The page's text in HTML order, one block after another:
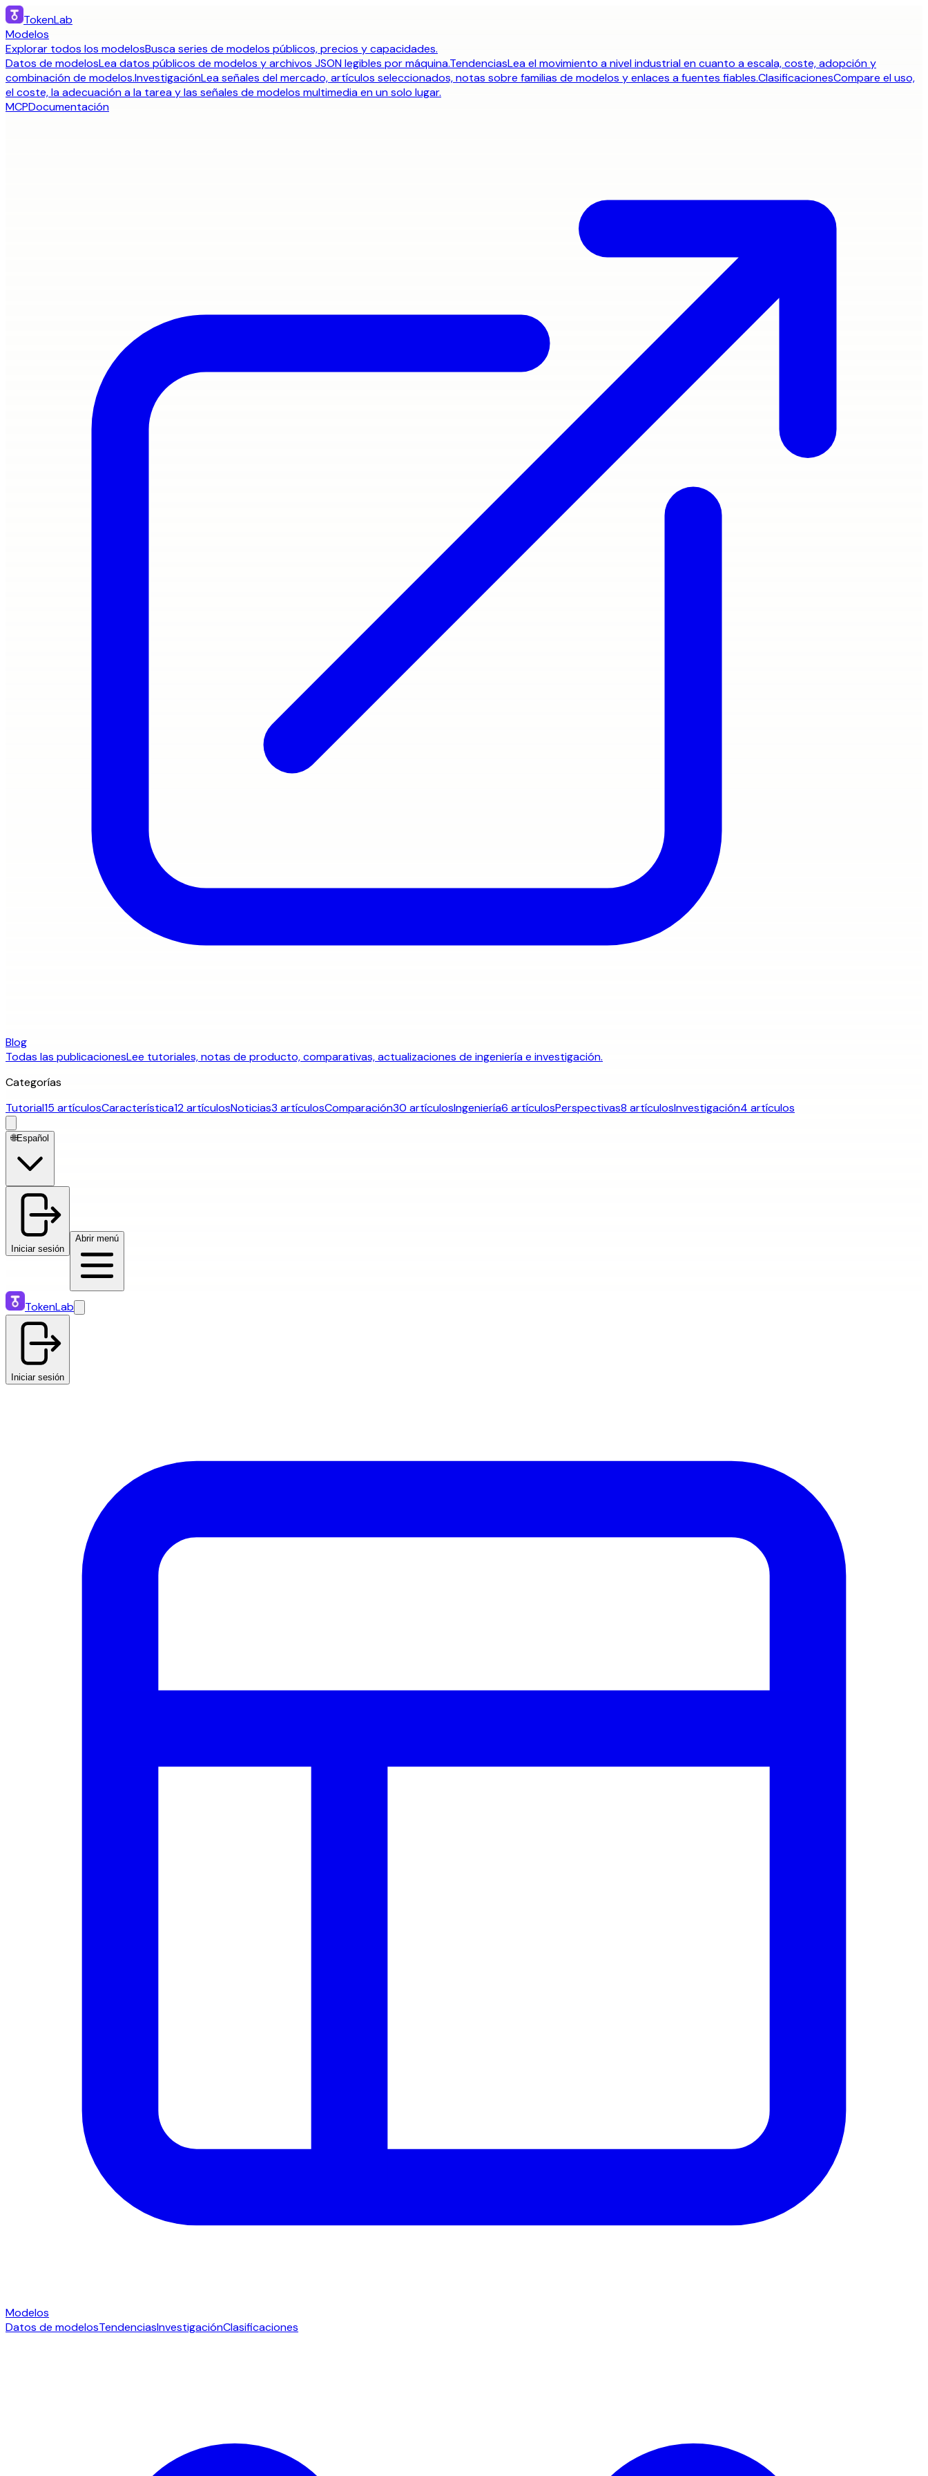
TokenLab
Modelos
Explorar todos los modelosBusca series de modelos públicos, precios y capacidades.
Datos de modelosLea datos públicos de modelos y archivos JSON legibles por máquina.TendenciasLea el movimiento a nivel industrial en cuanto a escala, coste, adopción y
combinación de modelos.InvestigaciónLea señales del mercado, artículos seleccionados, notas sobre familias de modelos y enlaces a fuentes fiables.ClasificacionesCompare el uso,
el coste, la adecuación a la tarea y las señales de modelos multimedia en un solo lugar.
MCPDocumentación
Blog
Todas las publicacionesLee tutoriales, notas de producto, comparativas, actualizaciones de ingeniería e investigación.
Categorías
Tutorial15 artículosCaracterística12 artículosNoticias3 artículosComparación30 artículosIngeniería6 artículosPerspectivas8 artículosInvestigación4 artículos
🌐Español
Iniciar sesión
Abrir menú
TokenLab
Iniciar sesión
Modelos
Datos de modelosTendenciasInvestigaciónClasificaciones